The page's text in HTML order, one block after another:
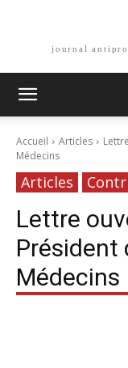
journal
Accueil Articles
Médecins
Articles
Lettre
Président
Médecins